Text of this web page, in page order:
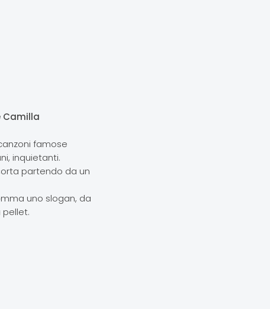
Camilla
famose
inquietanti.
partendo da un
uno slogan, da